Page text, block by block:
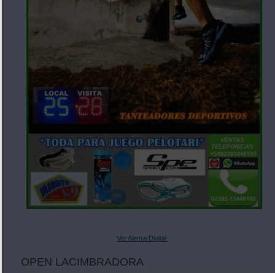
Ver AlemarDigital
OPEN LACIMBRADORA